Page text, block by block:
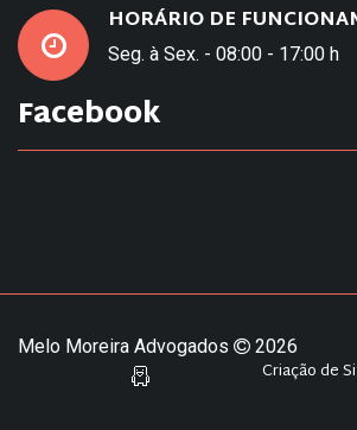
HORÁRIO DE
Seg. à Sex. - 08:00 - 17:00 h
Facebook
Melo Moreira Advogados 2026
Criação de